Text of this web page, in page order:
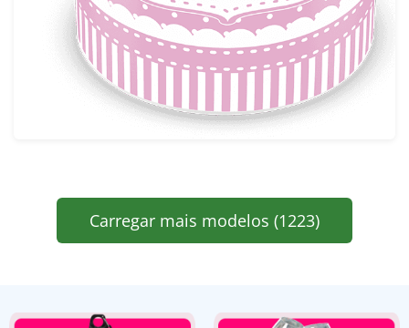
Carregar mais modelos (1223)